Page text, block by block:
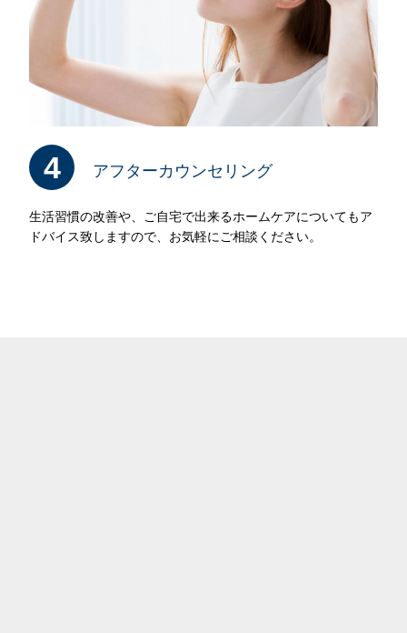
4 アフターカウンセリング
生活習慣の改善や、ご自宅で出来るホームケアについてもア
ドバイス致しますので、お気軽にご相談ください。